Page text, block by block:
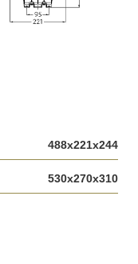
488x221x244
530x270x310